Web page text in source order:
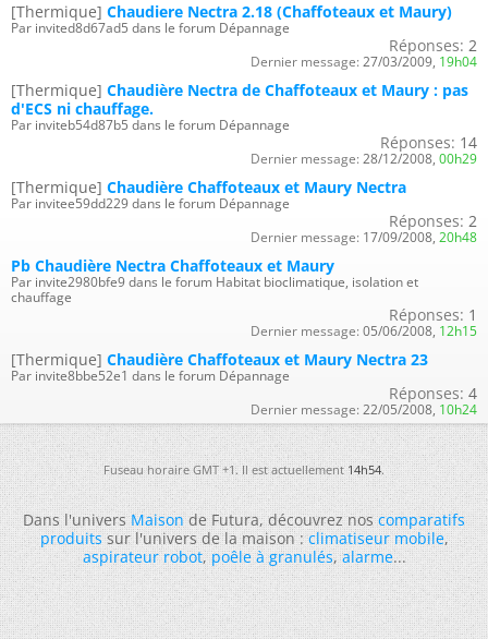
[Thermique] Chaudiere Nectra 2.18 (Chaffoteaux et Maury)
Par invited8d67ad5 dans le forum Dépannage
Réponses: 2
Dernier message: 27/03/2009, 19h04
[Thermique] Chaudière Nectra de Chaffoteaux et Maury : pas
d'ECS ni chauffage.
Par inviteb54d87b5 dans le forum Dépannage
Réponses: 14
Dernier message: 28/12/2008, 00h29
[Thermique] Chaudière Chaffoteaux et Maury Nectra
Par invitee59dd229 dans le forum Dépannage
Réponses: 2
Dernier message: 17/09/2008, 20h48
Pb Chaudière Nectra Chaffoteaux et Maury
Par invite2980bfe9 dans le forum Habitat bioclimatique, isolation et
chauffage
Réponses: 1
Dernier message: 05/06/2008, 12h15
[Thermique] Chaudière Chaffoteaux et Maury Nectra 23
Par invite8bbe52e1 dans le forum Dépannage
Réponses: 4
Dernier message: 22/05/2008, 10h24
Fuseau horaire GMT +1. Il est actuellement14h54.
Dans l'universMaisonde Futura, découvrez noscomparatifs
produitssur l'univers de la maison :climatiseur mobile,
aspirateur robot,poêle à granulés,alarme...